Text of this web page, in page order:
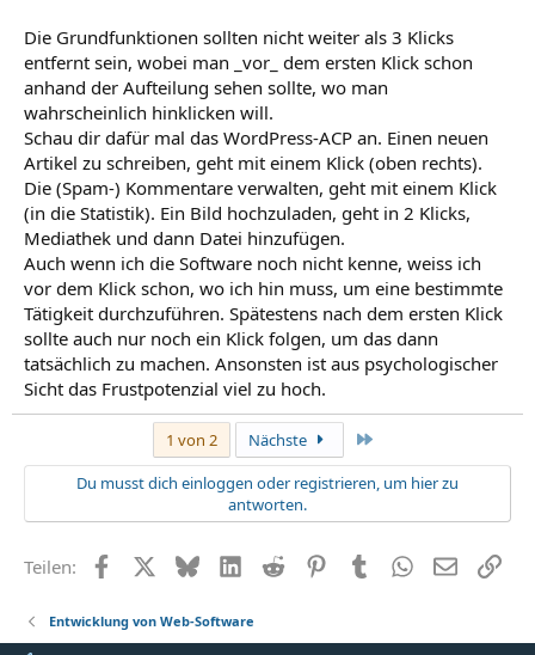
Die Grundfunktionen sollten nicht weiter als 3 Klicks
entfernt sein, wobei man _vor_ dem ersten Klick schon
anhand der Aufteilung sehen sollte, wo man
wahrscheinlich hinklicken will.
Schau dir dafür mal das WordPress-ACP an. Einen neuen
Artikel zu schreiben, geht mit einem Klick (oben rechts).
Die (Spam-) Kommentare verwalten, geht mit einem Klick
(in die Statistik). Ein Bild hochzuladen, geht in 2 Klicks,
Mediathek und dann Datei hinzufügen.
Auch wenn ich die Software noch nicht kenne, weiss ich
vor dem Klick schon, wo ich hin muss, um eine bestimmte
Tätigkeit durchzuführen. Spätestens nach dem ersten Klick
sollte auch nur noch ein Klick folgen, um das dann
tatsächlich zu machen. Ansonsten ist aus psychologischer
Sicht das Frustpotenzial viel zu hoch.
1 von 2 Nächste
Du musst dich einloggen oder registrieren, um hier zu
antworten.
Teilen: FacebookX (Twitter)
BlueskyLinkedIn
Reddit PinterestTumblr WhatsApp
E-MailLink
Entwicklung von Web-Software